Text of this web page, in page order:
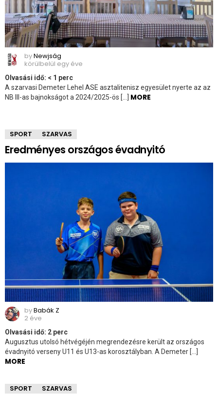
byNewjság
körülbelül egy éve
Olvasási idő: < 1 perc
A szarvasi Demeter Lehel ASE asztalitenisz egyesület nyerte az az
NB III-as bajnokságot a 2024/2025-ös […] MORE
SPORT SZARVAS
Eredményes országos évadnyitó
byBabák Z
2 éve
Olvasási idő: 2 perc
Augusztus utolsó hétvégéjén megrendezésre került az országos
évadnyitó verseny U11 és U13-as korosztályban. A Demeter […]
MORE
SPORT SZARVAS